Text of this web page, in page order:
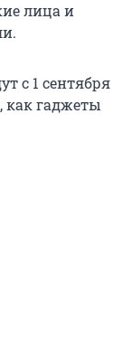
лица и
с 1 сентября
как гаджеты